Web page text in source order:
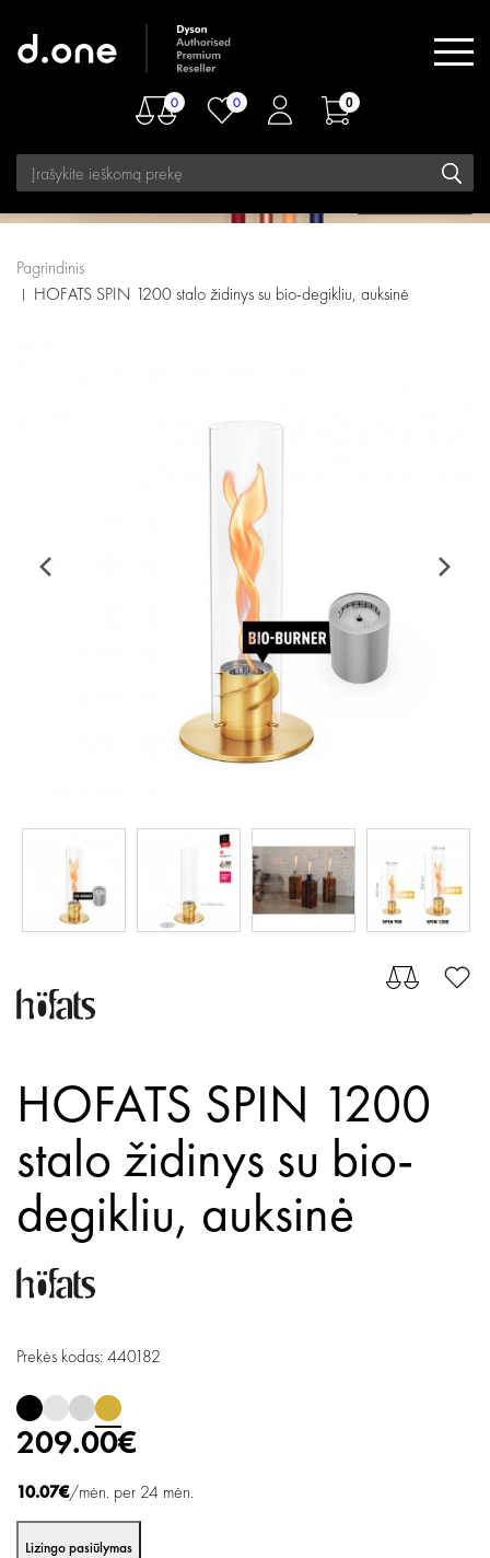
0 0 0
Pagrindinis
HOFATS SPIN 1200 stalo židinys su bio-degikliu, auksinė
HOFATS SPIN 1200
stalo židinys su bio-
degikliu, auksinė
Prekės kodas: 440182
209.00€
10.07€/mėn. per 24 mėn.
Lizingo pasiūlymas